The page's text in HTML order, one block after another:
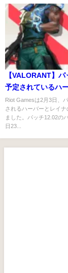
【VALORANT】
予定されているハ
ナの変更点が公開
Riot Gamesは2月3日、
されるハーバーとレイナ
ました。パッチ12.02の
日23...